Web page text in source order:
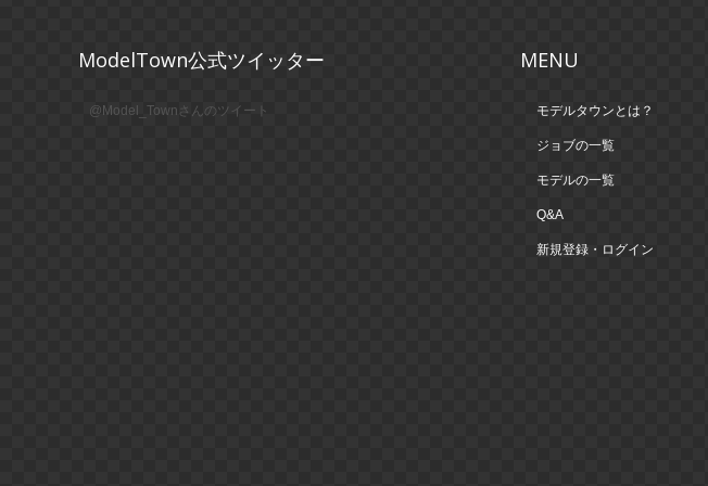
ModelTown公式ツイッター
@Model_Townさんのツイート
MENU
モデルタウンとは？
ジョブの一覧
モデルの一覧
Q&A
新規登録・ログイン